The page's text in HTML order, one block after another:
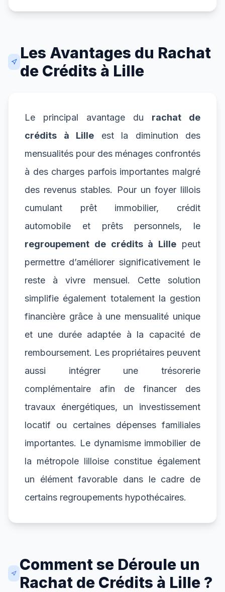
Les Avantages du Rachat
de Crédits à Lille
Le principal avantage du rachat de
crédits à Lille est la diminution des
mensualités pour des ménages confrontés
à des charges parfois importantes malgré
des revenus stables. Pour un foyer lillois
cumulant prêt immobilier, crédit
automobile et prêts personnels, le
regroupement de crédits à Lille peut
permettre d’améliorer significativement le
reste à vivre mensuel. Cette solution
simplifie également totalement la gestion
financière grâce à une mensualité unique
et une durée adaptée à la capacité de
remboursement. Les propriétaires peuvent
aussi intégrer une trésorerie
complémentaire afin de financer des
travaux énergétiques, un investissement
locatif ou certaines dépenses familiales
importantes. Le dynamisme immobilier de
la métropole lilloise constitue également
un élément favorable dans le cadre de
certains regroupements hypothécaires.
Comment se Déroule un
Rachat de Crédits à Lille ?